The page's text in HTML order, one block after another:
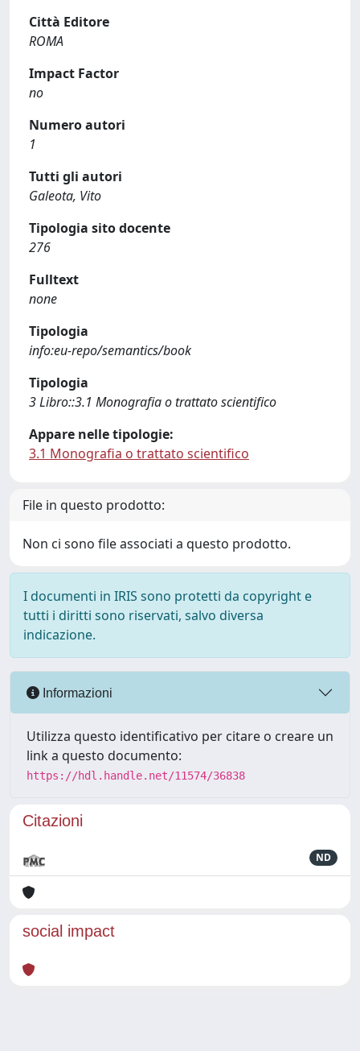
Città Editore
ROMA
Impact Factor
no
Numero autori
1
Tutti gli autori
Galeota, Vito
Tipologia sito docente
276
Fulltext
none
Tipologia
info:eu-repo/semantics/book
Tipologia
3 Libro::3.1 Monografia o trattato scientifico
Appare nelle tipologie:
3.1 Monografia o trattato scientifico
File in questo prodotto:
Non ci sono file associati a questo prodotto.
I documenti in IRIS sono protetti da copyright e
tutti i diritti sono riservati, salvo diversa
indicazione.
Informazioni
Utilizza questo identificativo per citare o creare un
link a questo documento:
https://hdl.handle.net/11574/36838
Citazioni
ND
social impact